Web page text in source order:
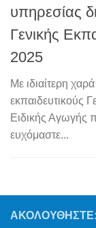
υπηρεσίας
Γενικής
2025
Με ιδιαίτερη
εκπαιδευτικούς
Ειδικής Αγωγής
ευχόμαστε...
ΑΚΟΛΟΥΘΉΣΤΕ: